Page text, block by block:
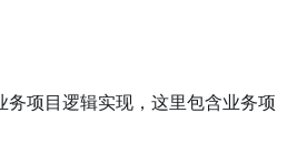
务项目逻辑实现，这里包含业务项